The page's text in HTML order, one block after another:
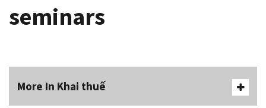
seminars
More In Khai thuế